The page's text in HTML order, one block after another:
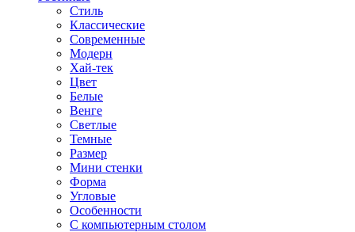
Стиль
Классические
Современные
Модерн
Хай-тек
Цвет
Белые
Венге
Светлые
Темные
Размер
Мини стенки
Форма
Угловые
Особенности
С компьютерным столом